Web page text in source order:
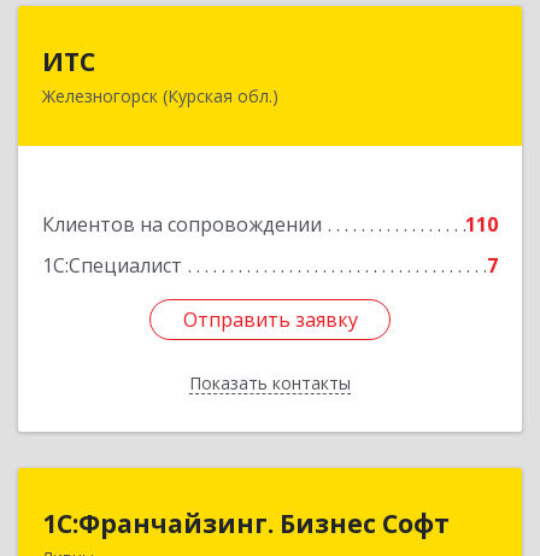
ИТС
Железногорск (Курская обл.)
Клиентов на сопровождении
110
1С:Специалист
7
Отправить заявку
Показать контакты
307178, Курская обл, Железногорск г,
Отправить заявку
Назад
1C:Франчайзинг. Бизнес Софт
1C:Франчайзинг. Бизнес Софт